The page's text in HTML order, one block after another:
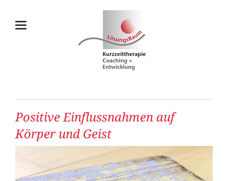
Positive Einflussnahmen auf
Körper und Geist